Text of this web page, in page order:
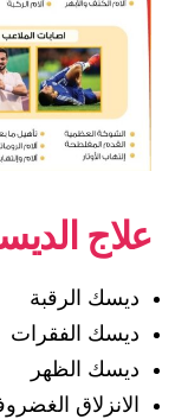
علاج
ديسك الرقبة
ديسك الفقرات
ديسك الظهر
الانزلاق